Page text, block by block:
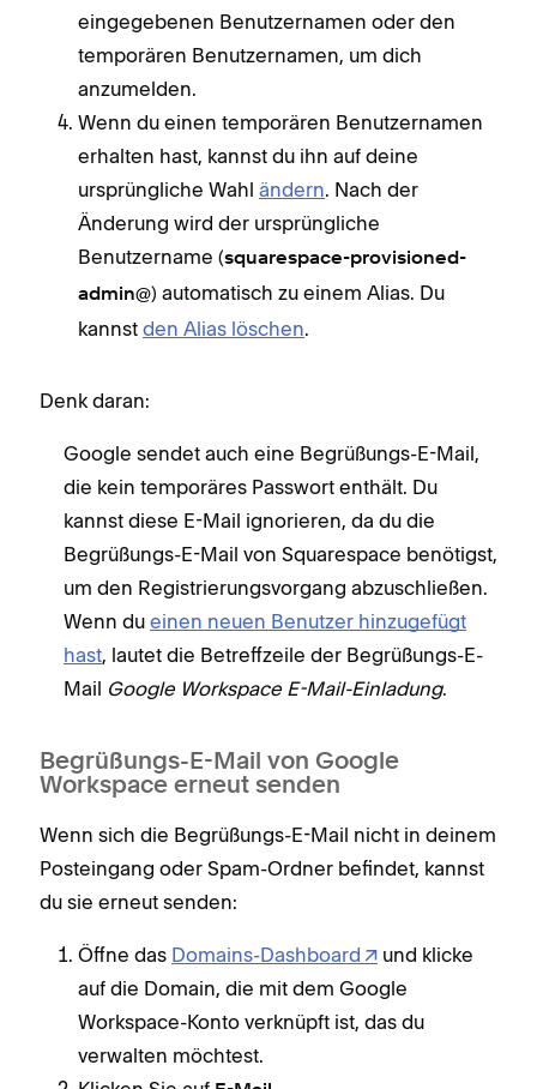
eingegebenen Benutzernamen oder den
temporären Benutzernamen, um dich
anzumelden.
Wenn du einen temporären Benutzernamen
erhalten hast, kannst du ihn auf deine
ursprüngliche Wahl ändern. Nach der
Änderung wird der ursprüngliche
Benutzername (squarespace-provisioned-
admin@) automatisch zu einem Alias. Du
kannst den Alias löschen.
Denk daran:
Google sendet auch eine Begrüßungs-E-Mail,
die kein temporäres Passwort enthält. Du
kannst diese E-Mail ignorieren, da du die
Begrüßungs-E-Mail von Squarespace benötigst,
um den Registrierungsvorgang abzuschließen.
Wenn du einen neuen Benutzer hinzugefügt
hast, lautet die Betreffzeile der Begrüßungs-E-
Mail Google Workspace E-Mail-Einladung.
Begrüßungs-E-Mail von Google
Workspace erneut senden
Wenn sich die Begrüßungs-E-Mail nicht in deinem
Posteingang oder Spam-Ordner befindet, kannst
du sie erneut senden:
Öffne das Domains-Dashboard
und klicke
auf die Domain, die mit dem Google
Workspace-Konto verknüpft ist, das du
verwalten möchtest.